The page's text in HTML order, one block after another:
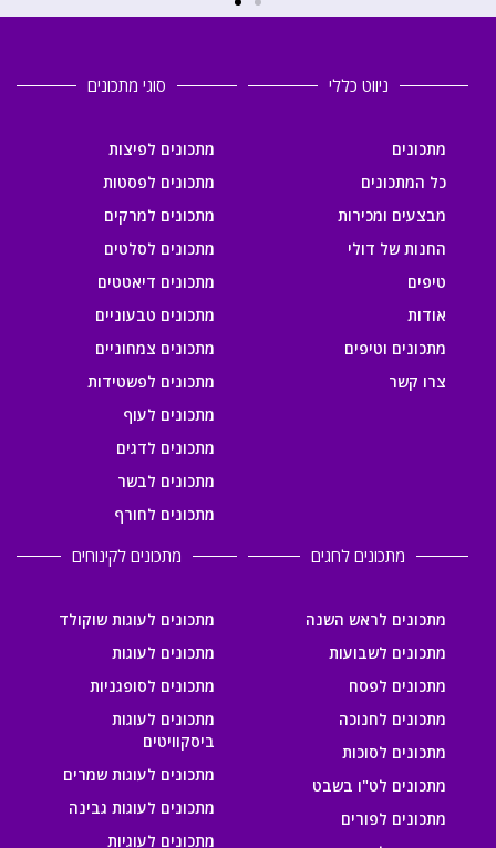
ניווט כללי
מתכונים
כל המתכונים
מבצעים ומכירות
החנות של דולי
טיפים
אודות
מתכונים וטיפים
צרו קשר
סוגי מתכונים
מתכונים לפיצות
מתכונים לפסטות
מתכונים למרקים
מתכונים לסלטים
מתכונים דיאטטים
מתכונים טבעוניים
מתכונים צמחוניים
מתכונים לפשטידות
מתכונים לעוף
מתכונים לדגים
מתכונים לבשר
מתכונים לחורף
מתכונים לחגים
מתכונים לראש השנה
מתכונים לשבועות
מתכונים לפסח
מתכונים לחנוכה
מתכונים לסוכות
מתכונים לט"ו בשבט
מתכונים לפורים
מתכונים לקינוחים
מתכונים לעוגות שוקולד
מתכונים לעוגות
מתכונים לסופגניות
מתכונים לעוגות
ביסקוויטים
מתכונים לעוגות שמרים
מתכונים לעוגות גבינה
מתכונים לעוגיות